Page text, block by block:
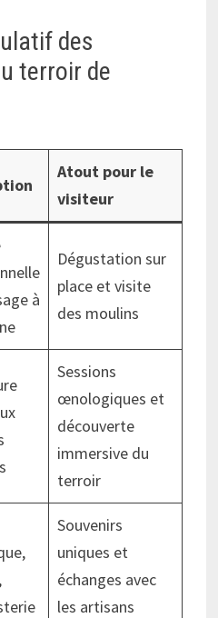
des
terroir de
Atout pour le
visiteur
à
Dégustation sur
place et visite
des moulins
Sessions
œnologiques et
découverte
immersive du
terroir
Souvenirs
uniques et
échanges avec
les artisans